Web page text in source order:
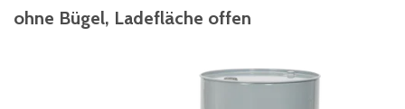
ohne Bügel, Ladefläche offen